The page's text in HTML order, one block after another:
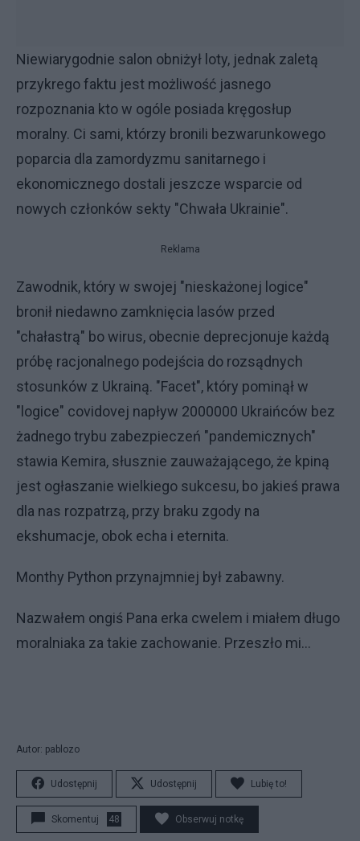
Niewiarygodnie salon obniżył loty, jednak zaletą
przykrego faktu jest możliwość jasnego
rozpoznania kto w ogóle posiada kręgosłup
moralny. Ci sami, którzy bronili bezwarunkowego
poparcia dla zamordyzmu sanitarnego i
ekonomicznego dostali jeszcze wsparcie od
nowych członków sekty "Chwała Ukrainie".
Reklama
Zawodnik, który w swojej "nieskażonej logice"
bronił niedawno zamknięcia lasów przed
"chałastrą" bo wirus, obecnie deprecjonuje każdą
próbę racjonalnego podejścia do rozsądnych
stosunków z Ukrainą. "Facet", który pominął w
"logice" covidovej napływ 2000000 Ukraińców bez
żadnego trybu zabezpieczeń "pandemicznych"
stawia Kemira, słusznie zauważającego, że kpiną
jest ogłaszanie wielkiego sukcesu, bo jakieś prawa
dla nas rozpatrzą, przy braku zgody na
ekshumacje, obok echa i eternita.
Monthy Python przynajmniej był zabawny.
Nazwałem ongiś Pana erka cwelem i miałem długo
moralniaka za takie zachowanie. Przeszło mi...
Autor: pablozo
Udostępnij Udostępnij Lubię to!
Skomentuj 48 Obserwuj notkę